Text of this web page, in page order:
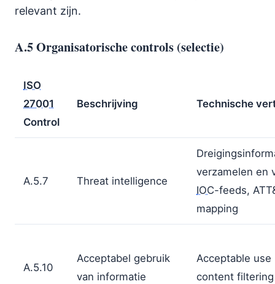
relevant zijn.
A.5 Organisatorische controls (selectie)
ISO
27001
Control
Beschrijving Technische
A.5.7 Threat intelligence
verzamelen en
IOC-feeds,
mapping
A.5.10
Acceptabel gebruik
van informatie
Acceptable
content filtering